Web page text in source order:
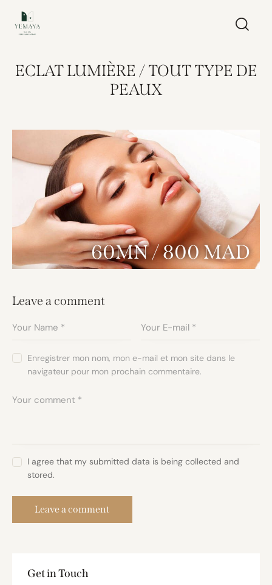
ECLAT LUMIÈRE / TOUT TYPE DE
PEAUX
60MN / 800 MAD
Leave a comment
Enregistrer mon nom, mon e-mail et mon site dans le
navigateur pour mon prochain commentaire.
I agree that my submitted data is being collected and
stored.
Get in Touch